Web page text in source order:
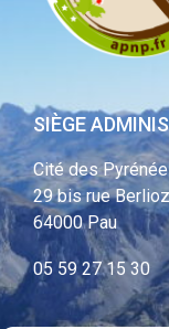
SIÈGE
Cité des
29 bis rue Berlioz
64000 Pau
05 59 27 15 30